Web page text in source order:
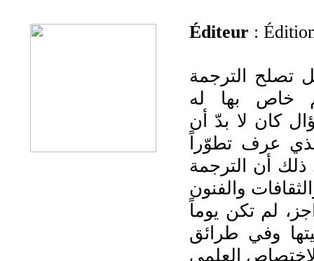
Éditeur :
تصلح الترجمة
خاص بها له
كان لا بدّ أن
عرف تطوّراً
ذلك أن الترجمة
والفنون
لم تكن يوماً
وفي طرائق